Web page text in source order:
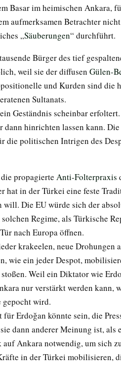
Basar im heimischen Ankara,
aufmerksamen Betrachter
„Säuberungen“ durchführt.
Bürger des tief
weil sie der diffusen Gülen-
und Kurden sind die
Sultanats.
Geständnis scheinbar
dann hinrichten lassen kann.
die politischen Intrigen des
propagierte Anti-Folterpraxis
hat in der Türkei eine feste
will. Die EU würde sich der
Regime, als Türkische
nach Europa öffnen.
krakeelen, neue Drohungen
wie ein jeder Despot,
Weil ein Diktator wie
nur verstärkt werden kann,
gepocht wird.
Erdoğan könnte sein, die
dann anderer Meinung ist, als
Ankara notwendig, um sich
in der Türkei mobilisieren,